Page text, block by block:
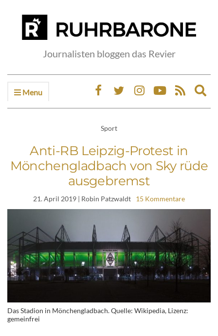
Journalisten bloggen das Revier
Menu
Sport
Anti-RB Leipzig-Protest in
Mönchengladbach von Sky rüde
ausgebremst
21. April 2019 | Robin Patzwaldt 15 Kommentare
Das Stadion in Mönchengladbach. Quelle: Wikipedia, Lizenz:
gemeinfrei